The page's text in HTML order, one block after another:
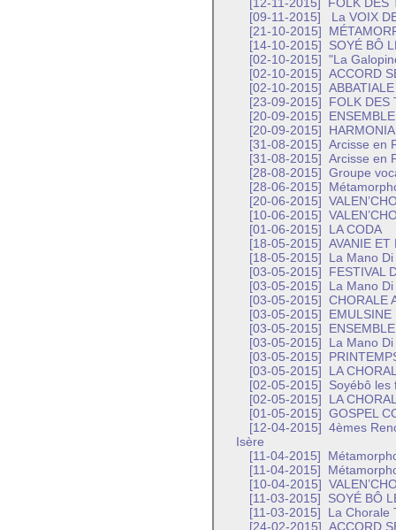
[12-11-2015]
FOLK DES
[09-11-2015]
La VOIX
[21-10-2015]
[14-10-2015]
SOYÉ BÔ
[02-10-2015]
"La
[02-10-2015]
ACCORD
[02-10-2015]
[23-09-2015]
FOLK DES
[20-09-2015]
[20-09-2015]
[31-08-2015]
Arcisse en
[31-08-2015]
Arcisse en
[28-08-2015]
Groupe
[28-06-2015]
[20-06-2015]
[10-06-2015]
[01-06-2015]
LA CODA
[18-05-2015]
AVANIE ET
[18-05-2015]
La Mano
[03-05-2015]
FESTIVAL
[03-05-2015]
La Mano
[03-05-2015]
CHORALE
[03-05-2015]
[03-05-2015]
[03-05-2015]
La Mano
[03-05-2015]
[03-05-2015]
LA
[02-05-2015]
Soyébô les
[02-05-2015]
LA
[01-05-2015]
GOSPEL
[12-04-2015]
4èmes
Isère
[11-04-2015]
[11-04-2015]
[10-04-2015]
[11-03-2015]
SOYÉ BÔ
[11-03-2015]
La Chorale
[24-02-2015]
ACCORD